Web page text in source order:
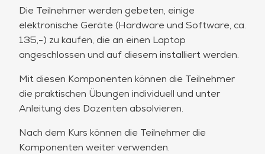
Energiereduzierung systematisch untersuchen
und anwenden können;
Bietet praktische Übungen zur Verankerung
des erworbenen Wissens.
Energieverbrauchs;
Praktische Übungen 3: Erstellung von
Energieprofilen, Kenntnisse über
Peripheriegeräte, Energie- und Taktzustände;
Optimierungsmöglichkeiten;
Richtlinien für energieeffiziente Kodierung;
IoT-Funktechnologien und Energieverbrauch;
Hands-on 4: Bewertung des Einflusses der
Codierung auf die Energie;
Die Teilnehmer werden gebeten, einige
elektronische Geräte (Hardware und Software, ca.
135,-) zu kaufen, die an einen Laptop
angeschlossen und auf diesem installiert werden.
Mit diesen Komponenten können die Teilnehmer
die praktischen Übungen individuell und unter
Anleitung des Dozenten absolvieren.
Nach dem Kurs können die Teilnehmer die
Komponenten weiter verwenden.